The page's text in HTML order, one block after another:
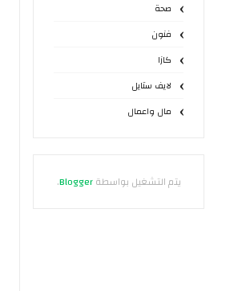
صحة
فنون
كازا
لايف ستايل
مال واعمال
يتم التشغيل بواسطةBlogger
.